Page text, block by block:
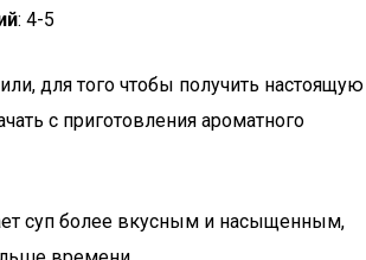
: 4-5
для того чтобы получить настоящую
с приготовления ароматного
суп более вкусным и насыщенным,